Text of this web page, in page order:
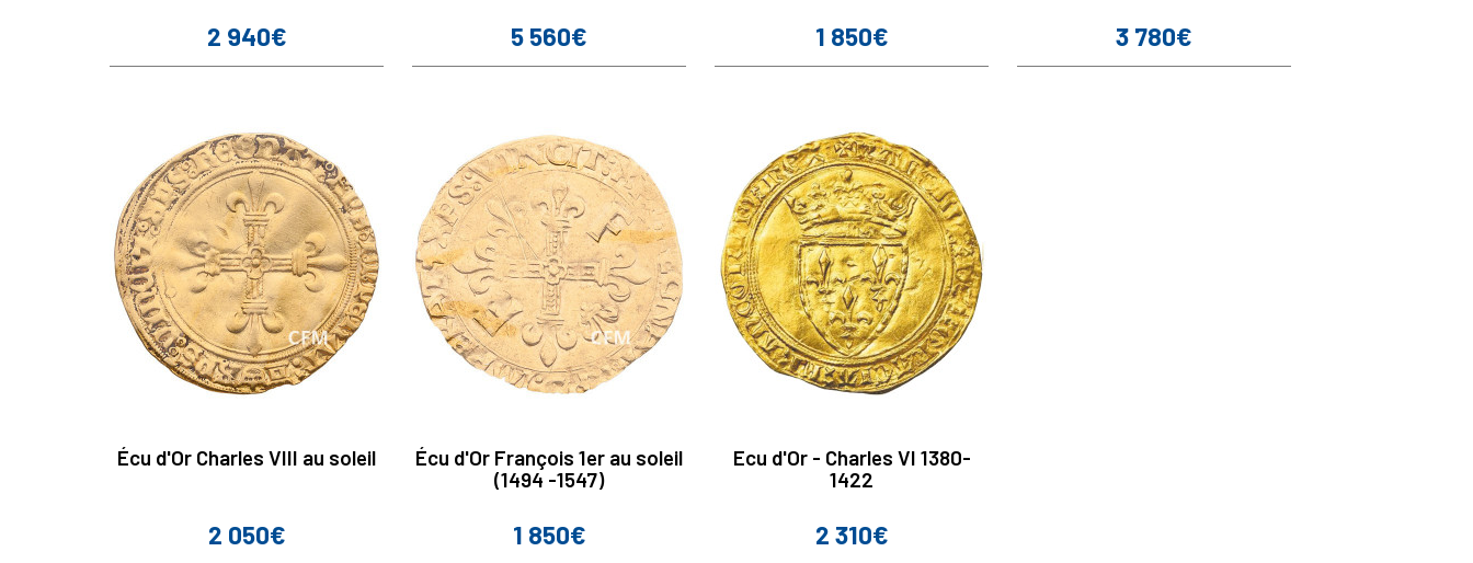
Prix
2 940€ Prix
5 560€ Prix
1 850€ Prix
3 780€
Écu d'Or Charles VIII au soleil
Prix
2 050€
Écu d'Or François 1er au soleil
(1494 -1547)
Prix
1 850€
Ecu d'Or - Charles VI 1380-
1422
Prix
2 310€